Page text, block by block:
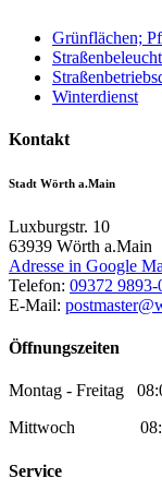
Grünflächen;
Winterdienst
Kontakt
Stadt Wörth a.Main
Luxburgstr. 10
63939 Wörth a.Main
Adresse in Google
Telefon: 09372 9893-
E-Mail:
Öffnungszeiten
Montag - Freitag
Mittwoch 08:00 -
Service